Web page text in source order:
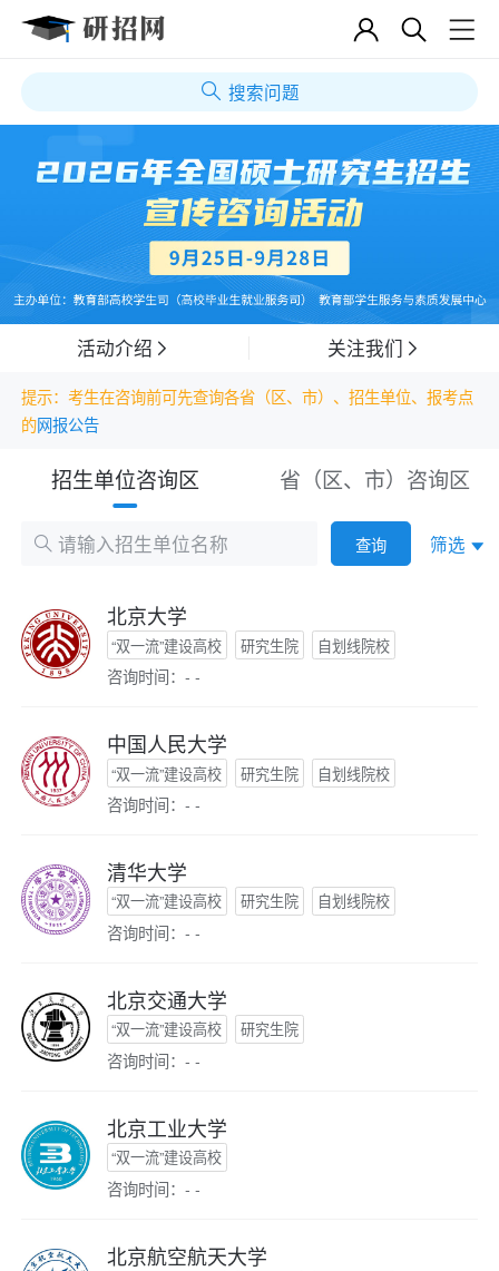
搜索问题
活动介绍 关注我们
提示：考生在咨询前可先查询各省（区、市）、招生单位、报考点
的网报公告
招生单位咨询区 省（区、市）咨询区
查询 筛选
北京大学
“双一流”建设高校 研究生院 自划线院校
咨询时间：- -
中国人民大学
“双一流”建设高校 研究生院 自划线院校
咨询时间：- -
清华大学
“双一流”建设高校 研究生院 自划线院校
咨询时间：- -
北京交通大学
“双一流”建设高校 研究生院
咨询时间：- -
北京工业大学
“双一流”建设高校
咨询时间：- -
北京航空航天大学